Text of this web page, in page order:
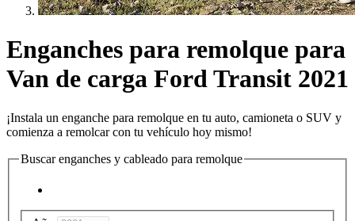
Enganches para remolque para
Van de carga Ford Transit 2021
¡Instala un enganche para remolque en tu auto, camioneta o SUV y
comienza a remolcar con tu vehículo hoy mismo!
Buscar enganches y cableado para remolque